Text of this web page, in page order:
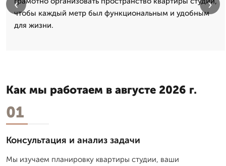
чтобы каждый метр был функциональным и удобным
для жизни.
‹ ›
Как мы работаем в августе 2026 г.
01
Консультация и анализ задачи
Мы изучаем планировку квартиры студии, ваши